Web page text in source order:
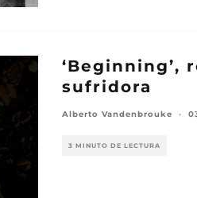
‘Beginning’,
sufridora
Alberto Vandenbrouke ·
3 MINUTO DE LECTURA